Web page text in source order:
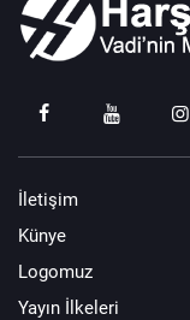
İletişim
Künye
Logomuz
Yayın İlkeleri